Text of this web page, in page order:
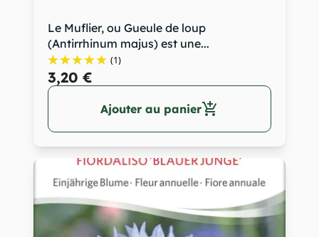
Le Muflier, ou Gueule de loup
(Antirrhinum majus) est une...
(1)
3,20 €
Ajouter au panieradd_shopping_cart